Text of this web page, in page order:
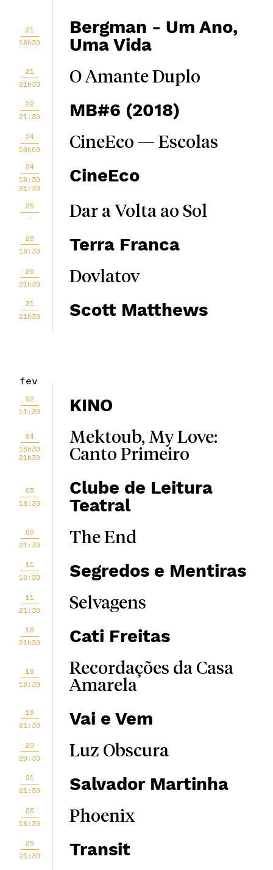
21
18h30
Bergman - Um Ano,
Uma Vida
21
21h30
O Amante Duplo
22
21:30
MB#6 (2018)
24
10h00
CineEco — Escolas
24
18:30
21:30
CineEco
25
-
Dar a Volta ao Sol
28
18:30
Terra Franca
28
21h30
Dovlatov
31
21h30
Scott Matthews
fev
02
11:30
KINO
04
18h30
21h30
Mektoub, My Love:
Canto Primeiro
05
18:30
Clube de Leitura
Teatral
08
21:30
The End
11
18:30
Segredos e Mentiras
11
21:30
Selvagens
16
21h30
Cati Freitas
18
18:30
Recordações da Casa
Amarela
18
21:30
Vai e Vem
20
20:30
Luz Obscura
21
21:30
Salvador Martinha
25
18:30
Phoenix
25
21:30
Transit